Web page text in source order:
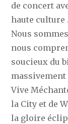
de concert
haute culture .
Nous
nous
soucieux du
massivement
Vive
la City et de
la gloire